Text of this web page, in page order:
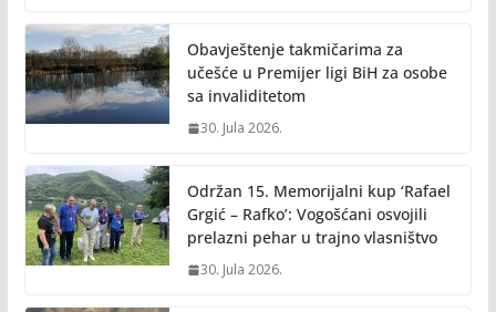
o
k
n
k
Obavještenje takmičarima za
učešće u Premijer ligi BiH za osobe
sa invaliditetom
30. Jula 2026.
Održan 15. Memorijalni kup ‘Rafael
Grgić – Rafko’: Vogošćani osvojili
prelazni pehar u trajno vlasništvo
30. Jula 2026.